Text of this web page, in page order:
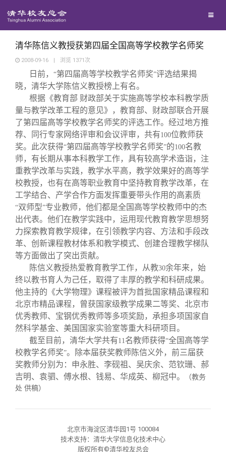
地区联络
年级联络
院系校友工作
专业委员会
兴趣群体
西南联大校友会
回馈母校
捐赠项目
捐赠新闻
捐赠纪事
捐赠方法
义工计划
媒体平台
《清华校友通讯》
《水木清华》
我要订阅
新媒体平台
百年清华
清华人物
清华故事
青春风采
校友文苑
校友讲坛
校友视界
校友服务
终身学习
信息化服务
三创大赛
实用信息
校友总会
总会简介
会长致辞
总会章程
理事会名单
制度法规
联系我们
关闭
清华陈信义教授获第四届全国高等学校教学名师奖
2008-09-16 | 浏览 1371 次
日前， “第四届高等学校教学名师奖”评选结果揭
晓，清华大学陈信义教授榜上有名。
根据《教育部 财政部关于实施高等学校本科教学质
量与教学改革工程的意见》，教育部、财政部联合开展
了第四届高等学校教学名师奖的评选工作。经过地方推
荐、同行专家网络评审和会议评审，共有100位教师获
奖。此次获得“第四届高等学校教学名师奖”的100名教
师，有长期从事本科教学工作，具有较高学术造诣，注
重教学改革与实践，教学水平高，教学效果好的高等学
校教授，也有在高等职业教育中坚持教育教学改革，在
工学结合、产学合作方面发挥重要带头作用的高素质
“双师型”专业教师，他们都是全国高等学校教师中的杰
出代表。他们在教学实践中，运用现代教育教学思想努
力探索教育教学规律，在引领教学内容、方法和手段改
革、创新课程教材体系和教学模式、创建合理教学梯队
等方面做出了突出贡献。
陈信义教授热爱教育教学工作，从教30余年来，始
终以教书育人为己任，取得了丰厚的教学和科研成果。
他主持的《大学物理》课程被评为首批国家精品课程和
北京市精品课程，曾获国家级教学成果二等奖、北京市
优秀教师、宝钢优秀教师等多项奖励，承担多项国家自
然科学基金、美国国家实验室等重大科研项目。
截至目前，清华大学共有11名教师获得“全国高等学
校教学名师奖”。除本届获奖教师陈信义外，前三届获
奖教师分别为：申永胜、李砚祖、吴庆余、范钦珊、郝
吉明、袁驷、傅水根、钱易、华成英、柳冠中。
（教务
处 供稿）
北京市海淀区清华园1号 100084
技术支持：清华大学信息化技术中心
版权所有©清华校友总会